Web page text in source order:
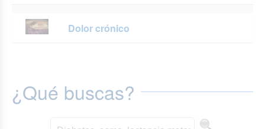
Dolor crónico
¿Qué buscas?